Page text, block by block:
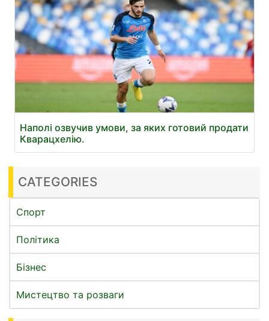
Наполі озвучив умови, за яких готовий продати
Кварацхелію.
CATEGORIES
Спорт
Політика
Бізнес
Мистецтво та розваги